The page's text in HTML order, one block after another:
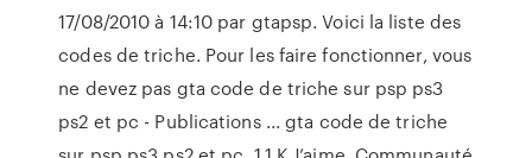
17/08/2010 à 14:10 par gtapsp. Voici la liste des
codes de triche. Pour les faire fonctionner, vous
ne devez pas gta code de triche sur psp ps3
ps2 et pc - Publications ... gta code de triche